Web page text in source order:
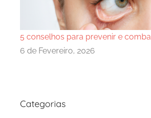
5 conselhos para prevenir e
6 de Fevereiro, 2026
Categorias